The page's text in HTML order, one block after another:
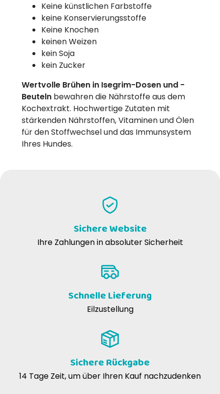
Keine künstlichen Farbstoffe
keine Konservierungsstoffe
Keine Knochen
keinen Weizen
kein Soja
kein Zucker
Wertvolle Brühen in Isegrim-Dosen und -
Beuteln bewahren die Nährstoffe aus dem
Kochextrakt. Hochwertige Zutaten mit
stärkenden Nährstoffen, Vitaminen und Ölen
für den Stoffwechsel und das Immunsystem
Ihres Hundes.
Sichere Website
Ihre Zahlungen in absoluter Sicherheit
Schnelle Lieferung
Eilzustellung
Sichere Rückgabe
14 Tage Zeit, um über Ihren Kauf nachzudenken